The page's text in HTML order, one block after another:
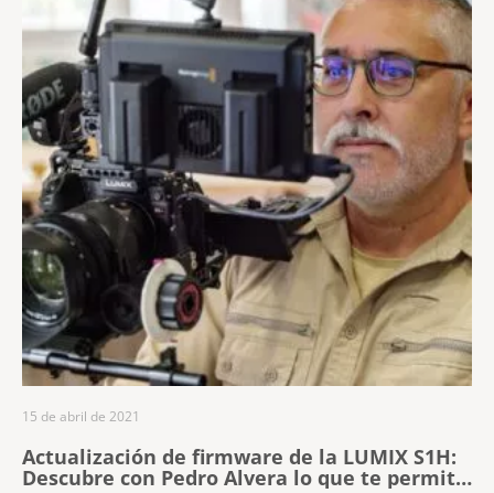
Actualización de firmware de la LUMIX S1H:
Descubre con Pedro Alvera lo que te permite
15 de abril de 2021